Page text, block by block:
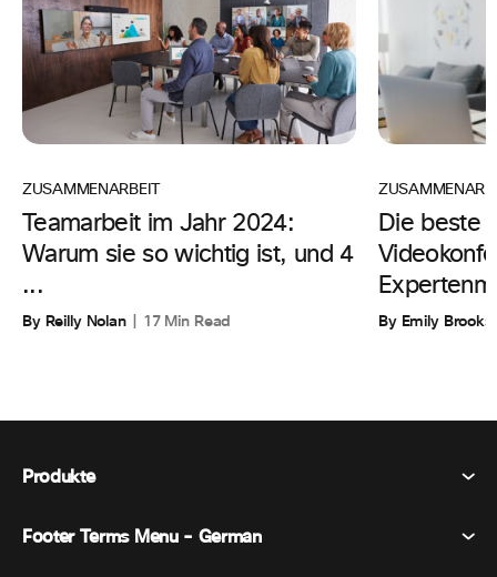
ZUSAMMENARBEIT
Teamarbeit im Jahr 2024:
Warum sie so wichtig ist, und 4
...
By Reilly Nolan 17 Min Read
Die beste
By Emily Brooks
Produkte
Webex Suite
Footer Terms Menu - German